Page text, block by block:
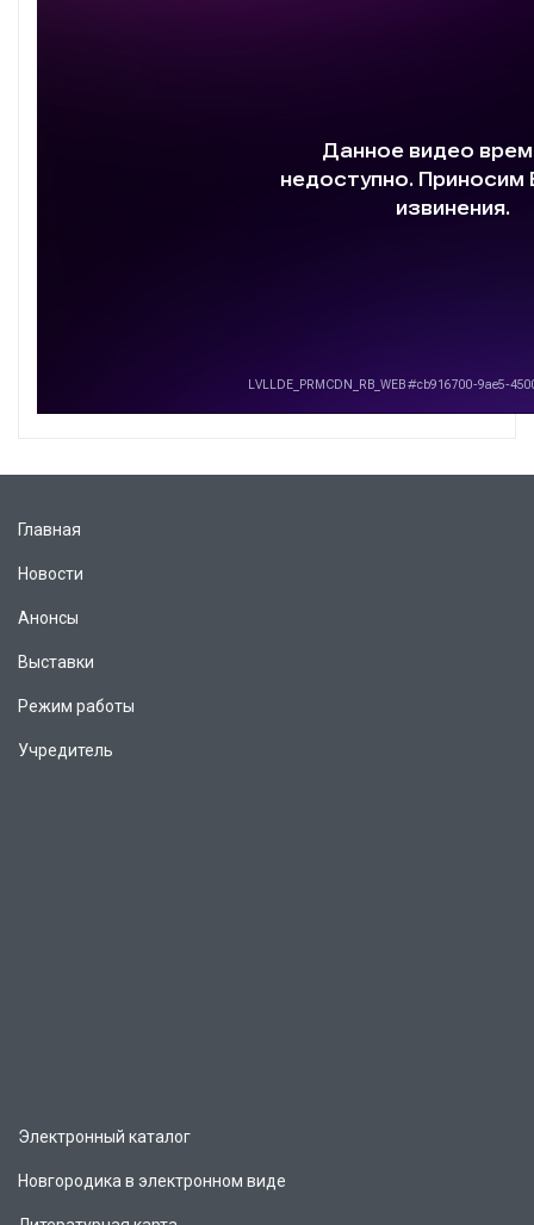
Главная
Новости
Анонсы
Выставки
Режим работы
Учредитель
Электронный каталог
Новгородика в электронном виде